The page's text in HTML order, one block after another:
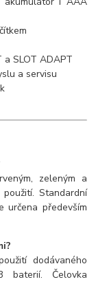
a SLOT ADAPT
a servisu
zeleným a
Standardní
určena především
dodávaného
baterií. Čelovka